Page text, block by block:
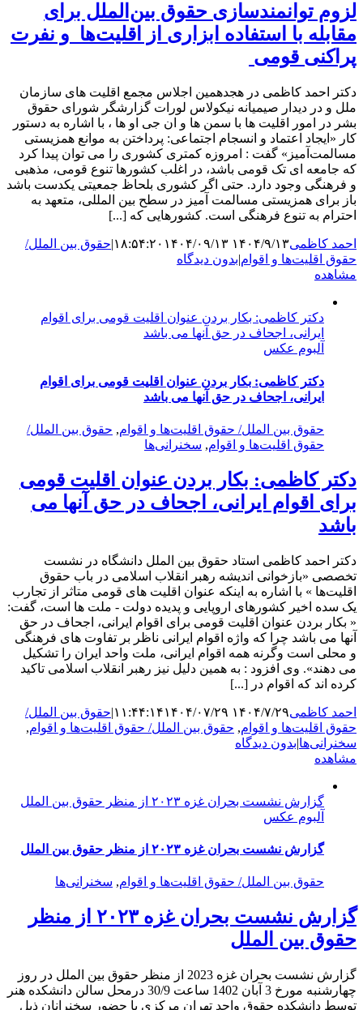
لزوم توانمندسازی حقوق بین‌الملل برای
مقابله با استفاده ابزاری از اقلیت‌ها و نفرت
پراکنی قومی
دکتر احمد کاظمی در هجدهمین اجلاس مجمع اقلیت های سازمان
ملل و در دیدار صیمیانه نیکولاس لورات گزارشگر شورای حقوق
بشر در امور اقلیت ها با سمن ها و ان جی او ها ، با اشاره به دستور
کار «ایجاد اعتماد و انسجام اجتماعی: پرداختن به موانع همزیستی
مسالمت‌آمیز» گفت : امروزه کمتری کشوری را می توان پیدا کرد
که جامعه ای تک قومی باشد، در اغلب کشورها تنوع قومی، مذهبی
و فرهنگی وجود دارد. حتی اگر کشوری بلحاظ جمعیتی یکدست باشد
باز برای همزیستی مسالمت آمیز در سطح بین المللی، متعهد به
احترام به تنوع فرهنگی است. کشورهایی که [...]
احمد کاظمی۱۴۰۴/۹/۱۳ ۱۸:۵۴:۲۰ ۱۴۰۴/۰۹/۱۳ |حقوق بین الملل/
حقوق اقلیت‌ها و اقوام|بدون دیدگاه
مشاهده
دکتر کاظمی: بکار بردن عنوان اقلیت قومی برای اقوام
ایرانی، اجحاف در حق آنها می باشد
آلبوم عکس
دکتر کاظمی: بکار بردن عنوان اقلیت قومی برای اقوام
ایرانی، اجحاف در حق آنها می باشد
حقوق بین الملل/ حقوق اقلیت‌ها و اقوام, حقوق بین الملل/
حقوق اقلیت‌ها و اقوام, سخنرانی‌ها
دکتر کاظمی: بکار بردن عنوان اقلیت قومی
برای اقوام ایرانی، اجحاف در حق آنها می
باشد
دکتر احمد کاظمی استاد حقوق بین الملل دانشگاه در نشست
تخصصی «بازخوانی اندیشه رهبر انقلاب اسلامی در باب حقوق
اقلیت‌ها » با اشاره به اینکه عنوان اقلیت های قومی متاثر از تجارب
یک سده اخیر کشورهای اروپایی و پدیده دولت - ملت ها است، گفت:
« بکار بردن عنوان اقلیت قومی برای اقوام ایرانی، اجحاف در حق
آنها می باشد چرا که واژه اقوام ایرانی ناظر بر تفاوت های فرهنگی
و محلی است وگرنه همه اقوام ایرانی، ملت واحد ایران را تشکیل
می دهند». وی افزود : به همین دلیل نیز رهبر انقلاب اسلامی تاکید
کرده اند که اقوام در [...]
احمد کاظمی۱۴۰۴/۷/۲۹ ۱۱:۴۴:۱۴ ۱۴۰۴/۰۷/۲۹ |حقوق بین الملل/
حقوق اقلیت‌ها و اقوام, حقوق بین الملل/ حقوق اقلیت‌ها و اقوام,
سخنرانی‌ها|بدون دیدگاه
مشاهده
گزارش نشست بحران غزه ۲۰۲۳ از منظر حقوق بین الملل
آلبوم عکس
گزارش نشست بحران غزه ۲۰۲۳ از منظر حقوق بین الملل
حقوق بین الملل/ حقوق اقلیت‌ها و اقوام, سخنرانی‌ها
گزارش نشست بحران غزه ۲۰۲۳ از منظر
حقوق بین الملل
گزارش نشست بحران غزه 2023 از منظر حقوق بین الملل در روز
چهارشنبه مورخ 3 آبان 1402 ساعت 30/9 درمحل سالن دانشکده هنر
توسط دانشکده حقوق واحد تهران مرکزی با حضور سخنرانان ذیل